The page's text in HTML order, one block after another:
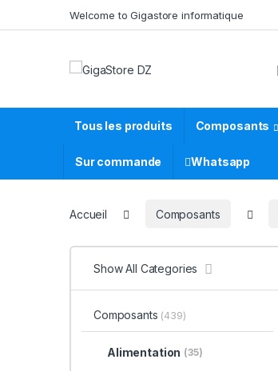
Welcome to Gigastore informatique
Tous les produits Composants
Sur commande Whatsapp
Accueil Composants
Show All Categories
Composants (439)
Alimentation (35)